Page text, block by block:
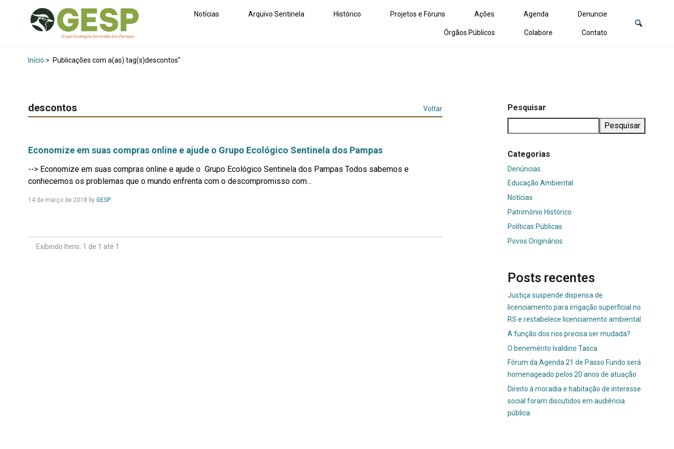
Notícias Arquivo Sentinela Histórico Projetos e Fóruns Ações Agenda Denuncie
Órgãos Públicos Colabore Contato
Início > Publicações com a(as) tag(s)descontos"
descontos Voltar
Economize em suas compras online e ajude o Grupo Ecológico Sentinela dos Pampas
--> Economize em suas compras online e ajude o Grupo Ecológico Sentinela dos Pampas Todos sabemos e
conhecemos os problemas que o mundo enfrenta com o descompromisso com...
14 de março de 2018 by GESPLeia
Exibindo Itens: 1 de 1 até 1
Pesquisar
Pesquisar
Categorias
Denúncias
Educação Ambiental
Notícias
Patrimônio Histórico
Políticas Públicas
Povos Originários
Posts recentes
Justiça suspende dispensa de
licenciamento para irrigação superficial no
RS e restabelece licenciamento ambiental
A função dos rios precisa ser mudada?
O benemérito Ivaldino Tasca
Fórum da Agenda 21 de Passo Fundo será
homenageado pelos 20 anos de atuação
Direito à moradia e habitação de interesse
social foram discutidos em audiência
pública